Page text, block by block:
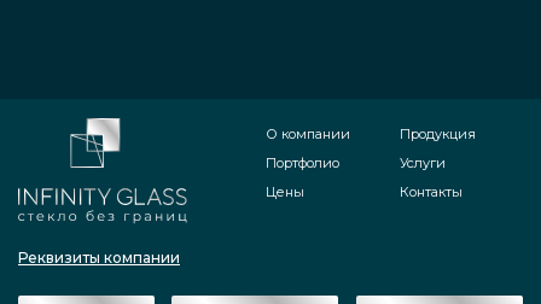
Реквизиты компании
О компании
Портфолио
Цены
Продукция
Услуги
Контакты